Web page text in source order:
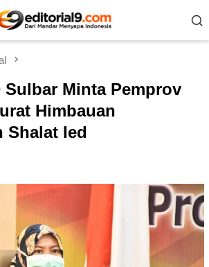
Sulbar Minta Pemprov
Himbauan
Shalat Ied